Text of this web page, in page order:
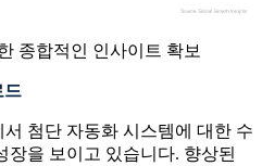
종합적인 인사이트 확보
드
첨단 자동화 시스템에 대한 수
장을 보이고 있습니다. 향상된